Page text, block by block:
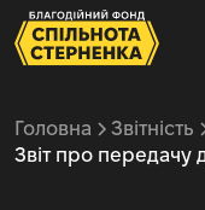
Головна
Звітність
Звіт про передачу